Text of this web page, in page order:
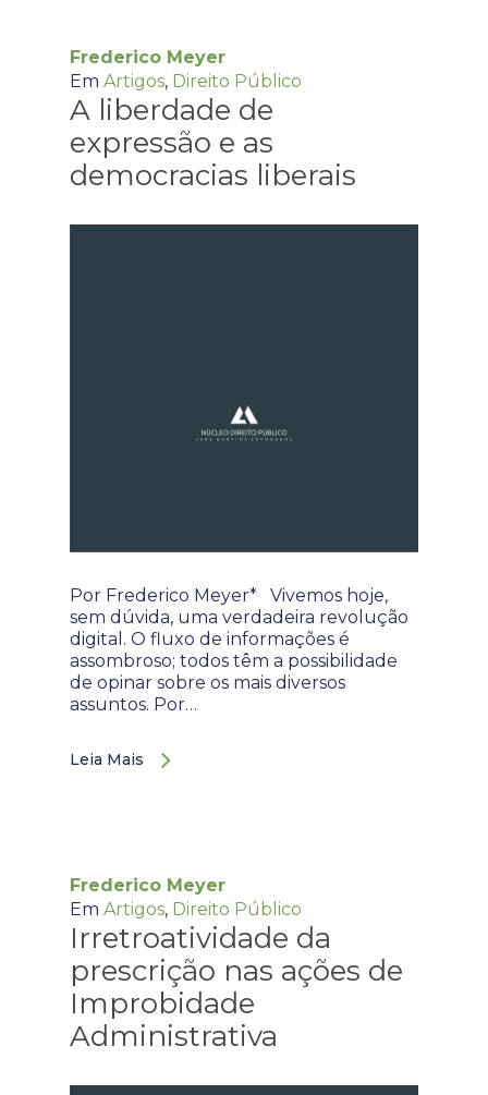
Frederico Meyer
Em Artigos, Direito Público
A liberdade de
expressão e as
democracias liberais
Por Frederico Meyer* Vivemos hoje,
sem dúvida, uma verdadeira revolução
digital. O fluxo de informações é
assombroso; todos têm a possibilidade
de opinar sobre os mais diversos
assuntos. Por…
Leia Mais
Frederico Meyer
Em Artigos, Direito Público
Irretroatividade da
prescrição nas ações de
Improbidade
Administrativa